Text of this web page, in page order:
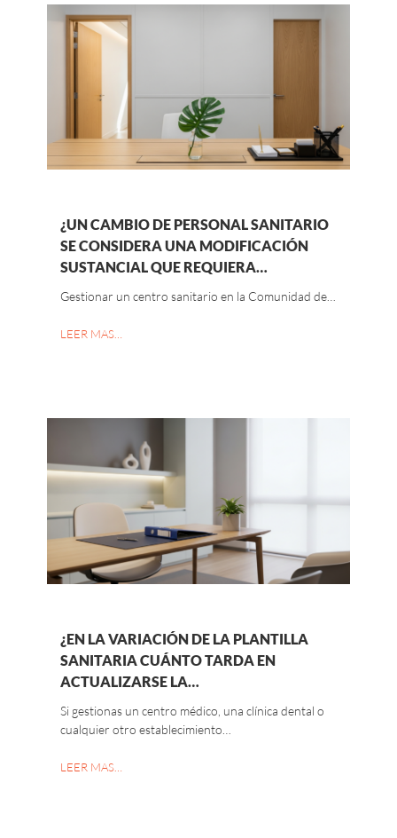
¿UN CAMBIO DE PERSONAL SANITARIO
SE CONSIDERA UNA MODIFICACIÓN
SUSTANCIAL QUE REQUIERA…
Gestionar un centro sanitario en la Comunidad de…
LEER MAS…
¿EN LA VARIACIÓN DE LA PLANTILLA
SANITARIA CUÁNTO TARDA EN
ACTUALIZARSE LA…
Si gestionas un centro médico, una clínica dental o
cualquier otro establecimiento…
LEER MAS…